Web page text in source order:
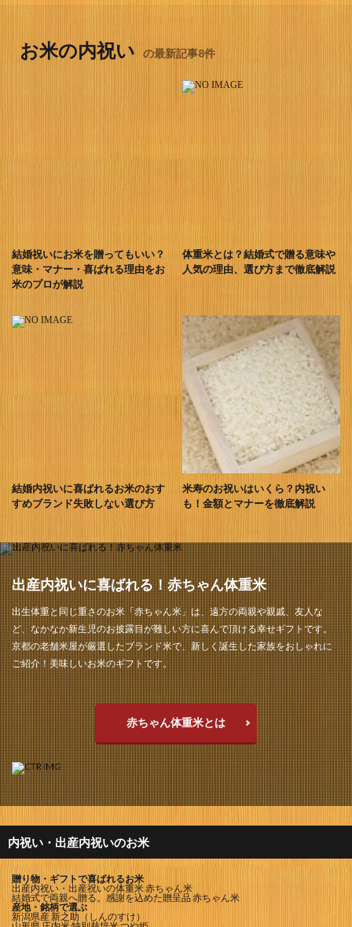
お米の内祝い の最新記事8件
結婚祝いにお米を贈ってもいい？
意味・マナー・喜ばれる理由をお
米のプロが解説
体重米とは？結婚式で贈る意味や
人気の理由、選び方まで徹底解説
結婚内祝いに喜ばれるお米のおす
すめブランド失敗しない選び方
米寿のお祝いはいくら？内祝い
も！金額とマナーを徹底解説
出産内祝いに喜ばれる！赤ちゃん体重米
出生体重と同じ重さのお米「赤ちゃん米」は、遠方の両親や親戚、友人な
ど、なかなか新生児のお披露目が難しい方に喜んで頂ける幸せギフトです。
京都の老舗米屋が厳選したブランド米で、新しく誕生した家族をおしゃれに
ご紹介！美味しいお米のギフトです。
赤ちゃん体重米とは
内祝い・出産内祝いのお米
贈り物・ギフトで喜ばれるお米
出産内祝い・出産祝いの体重米 赤ちゃん米
結婚式で両親へ贈る。感謝を込めた贈呈品 赤ちゃん米
産地・銘柄で選ぶ
新潟県産 新之助（しんのすけ）